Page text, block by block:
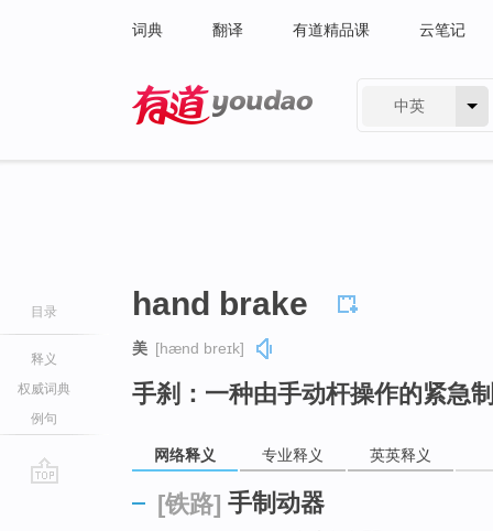
词典 翻译 有道精品课 云笔记
中英
目录
释义
权威词典
例句
hand brake
美 [hænd breɪk]
手刹：一种由手动杆操作的紧急
网络释义 专业释义 英英释义
[铁路] 手制动器